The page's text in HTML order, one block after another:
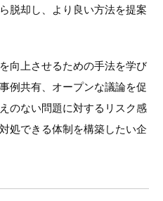
脱却し、より良い方法を提案
向上させるための手法を学び
例共有、オープンな議論を促
のない問題に対するリスク感
処できる体制を構築したい企